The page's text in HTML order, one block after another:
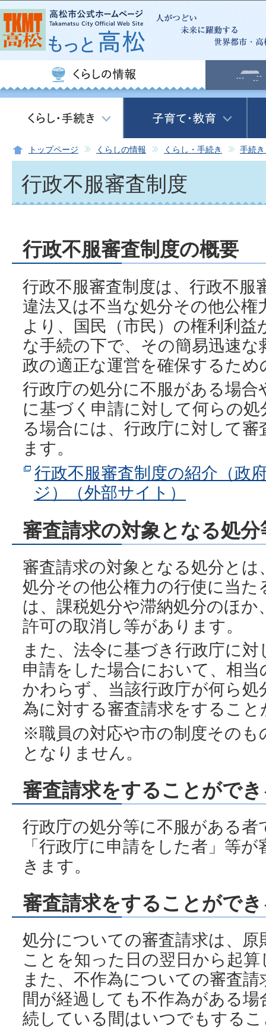
この
トップページ くらしの情報 くらし・手続き 手続
行政不服審査制度
行政不服審査制度の概要
行政不服審査制度は、行政不服
違法又は不当な処分その他公
より、国民（市民）の権利利
な手続の下で、その簡易迅速
政の適正な運営を確保するため
行政庁の処分に不服がある場合
に基づく申請に対して何らの
る場合には、行政庁に対して
ます。
行政不服審査制度の紹介（政
ジ）（外部サイト）
審査請求の対象となる処分
審査請求の対象となる処分と
処分その他公権力の行使に当た
は、課税処分や滞納処分のほ
許可の取消し等があります。
また、法令に基づき行政庁に
申請をした場合において、相
かわらず、当該行政庁が何ら
為に対する審査請求をするこ
※職員の対応や市の制度そのも
となりません。
審査請求をすることがで
行政庁の処分等に不服がある
「行政庁に申請をした者」等
きます。
審査請求をすることがで
処分についての審査請求は、
ことを知った日の翌日から起
また、不作為についての審査
間が経過しても不作為がある
続している間はいつでもする